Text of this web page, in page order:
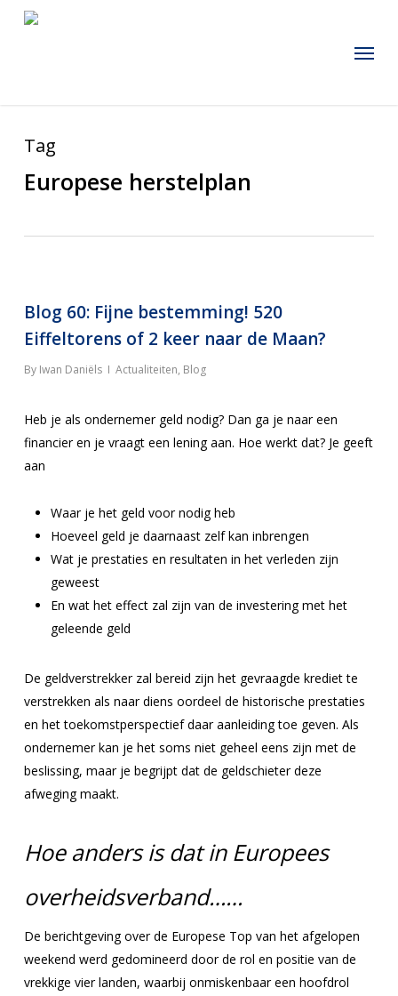
Menu
Tag
Europese herstelplan
Blog 60: Fijne bestemming! 520
Eiffeltorens of 2 keer naar de Maan?
By Iwan Daniëls Actualiteiten, Blog
Heb je als ondernemer geld nodig? Dan ga je naar een
financier en je vraagt een lening aan. Hoe werkt dat? Je geeft
aan
Waar je het geld voor nodig heb
Hoeveel geld je daarnaast zelf kan inbrengen
Wat je prestaties en resultaten in het verleden zijn
geweest
En wat het effect zal zijn van de investering met het
geleende geld
De geldverstrekker zal bereid zijn het gevraagde krediet te
verstrekken als naar diens oordeel de historische prestaties
en het toekomstperspectief daar aanleiding toe geven. Als
ondernemer kan je het soms niet geheel eens zijn met de
beslissing, maar je begrijpt dat de geldschieter deze
afweging maakt.
Hoe anders is dat in Europees
overheidsverband……
De berichtgeving over de Europese Top van het afgelopen
weekend werd gedomineerd door de rol en positie van de
vrekkige vier landen, waarbij onmiskenbaar een hoofdrol